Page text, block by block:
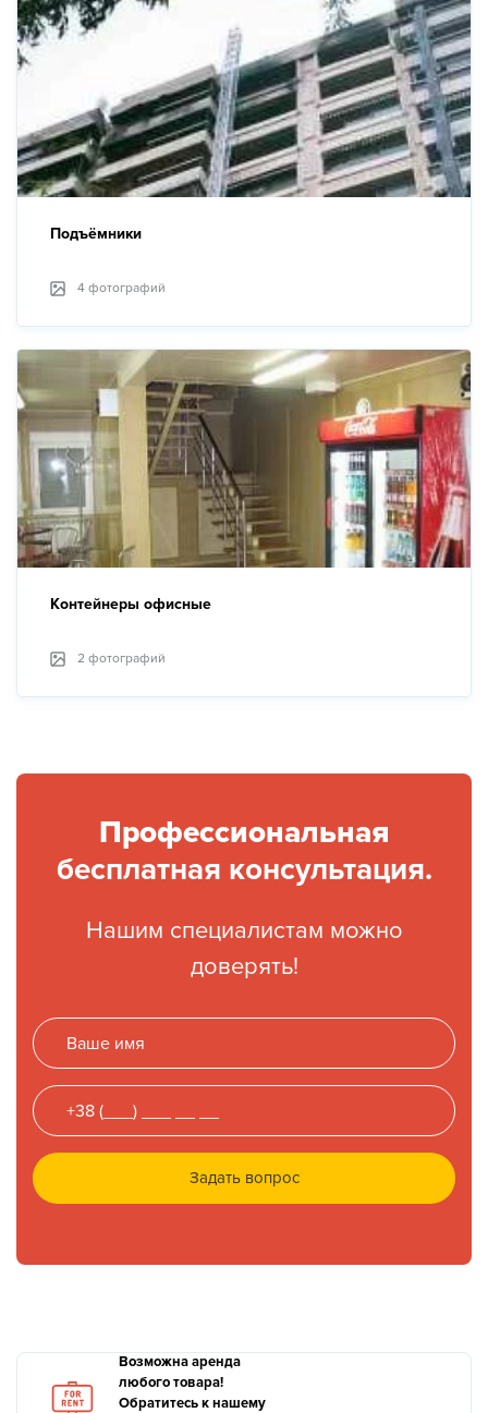
Подъёмники
4 фотографий
Контейнеры офисные
2 фотографий
Профессиональная
бесплатная консультация.
Нашим специалистам можно
доверять!
Задать вопрос
Возможна аренда
любого товара!
Обратитесь к нашему